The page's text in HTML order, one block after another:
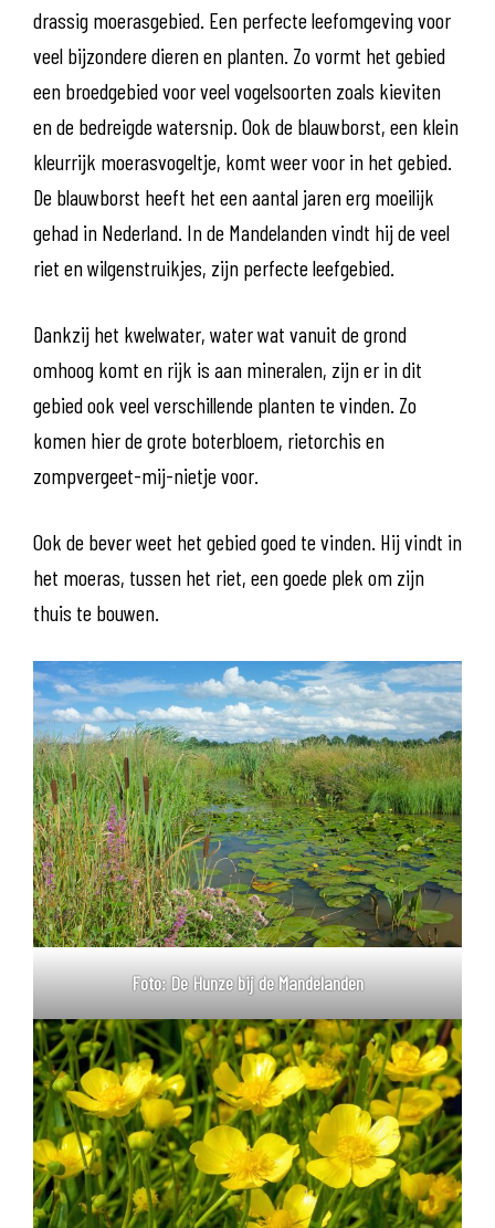
drassig moerasgebied. Een perfecte leefomgeving voor
veel bijzondere dieren en planten. Zo vormt het gebied
een broedgebied voor veel vogelsoorten zoals kieviten
en de bedreigde watersnip. Ook de blauwborst, een klein
kleurrijk moerasvogeltje, komt weer voor in het gebied.
De blauwborst heeft het een aantal jaren erg moeilijk
gehad in Nederland. In de Mandelanden vindt hij de veel
riet en wilgenstruikjes, zijn perfecte leefgebied.
Dankzij het kwelwater, water wat vanuit de grond
omhoog komt en rijk is aan mineralen, zijn er in dit
gebied ook veel verschillende planten te vinden. Zo
komen hier de grote boterbloem, rietorchis en
zompvergeet-mij-nietje voor.
Ook de bever weet het gebied goed te vinden. Hij vindt in
het moeras, tussen het riet, een goede plek om zijn
thuis te bouwen.
Foto: De Hunze bij de Mandelanden